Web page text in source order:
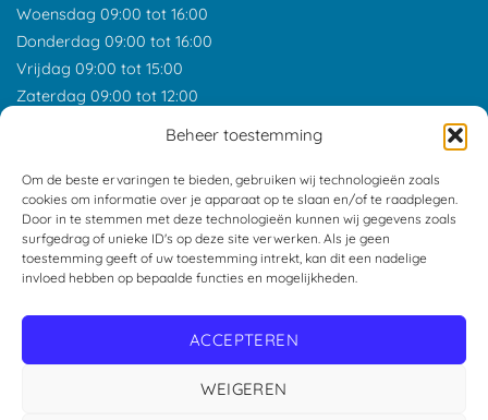
Beheer toestemming
Om de beste ervaringen te bieden, gebruiken wij technologieën zoals
cookies om informatie over je apparaat op te slaan en/of te raadplegen.
Door in te stemmen met deze technologieën kunnen wij gegevens zoals
surfgedrag of unieke ID's op deze site verwerken. Als je geen
toestemming geeft of uw toestemming intrekt, kan dit een nadelige
invloed hebben op bepaalde functies en mogelijkheden.
ACCEPTEREN
WEIGEREN
Woensdag 09:00 tot 16:00
Donderdag 09:00 tot 16:00
Vrijdag 09:00 tot 15:00
Zaterdag 09:00 tot 12:00
ONZE RECENSIES